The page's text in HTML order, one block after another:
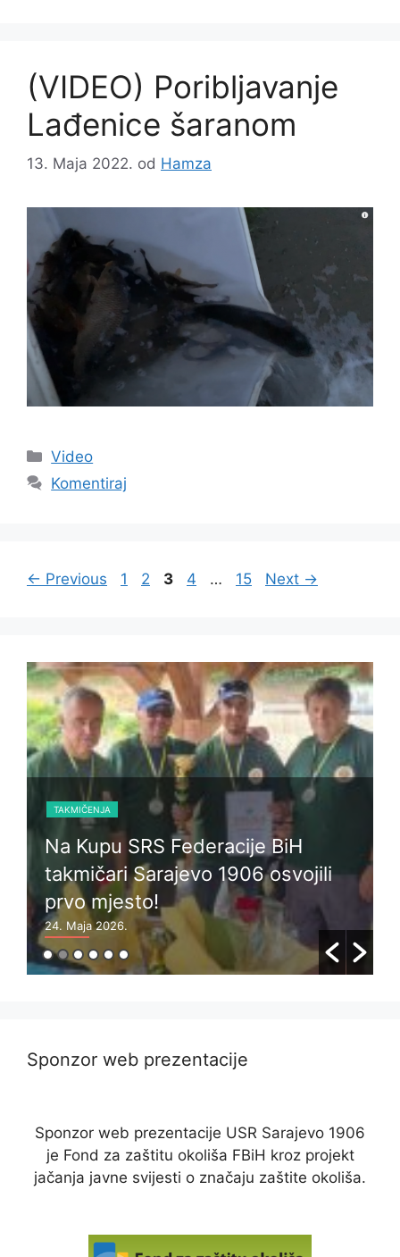
(VIDEO) Poribljavanje
Lađenice šaranom
13. Maja 2022. od Hamza
Video
Komentiraj
← Previous 1 2 3 4 … 15 Next →
TAKMIČENJA
Na Kupu SRS Federacije BiH
takmičari Sarajevo 1906 osvojili
prvo mjesto!
24. Maja 2026.
Sponzor web prezentacije
Sponzor web prezentacije USR Sarajevo 1906
je Fond za zaštitu okoliša FBiH kroz projekt
jačanja javne svijesti o značaju zaštite okoliša.